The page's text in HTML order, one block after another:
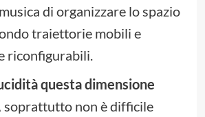
di organizzare lo spazio
traiettorie mobili e
riconfigurabili.
questa dimensione
soprattutto non è difficile